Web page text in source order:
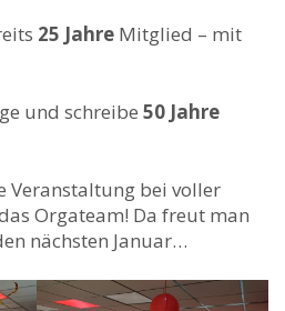
25 Jahre Mitglied – mit
und schreibe 50 Jahre
Veranstaltung bei voller
Orgateam! Da freut man
nächsten Januar…